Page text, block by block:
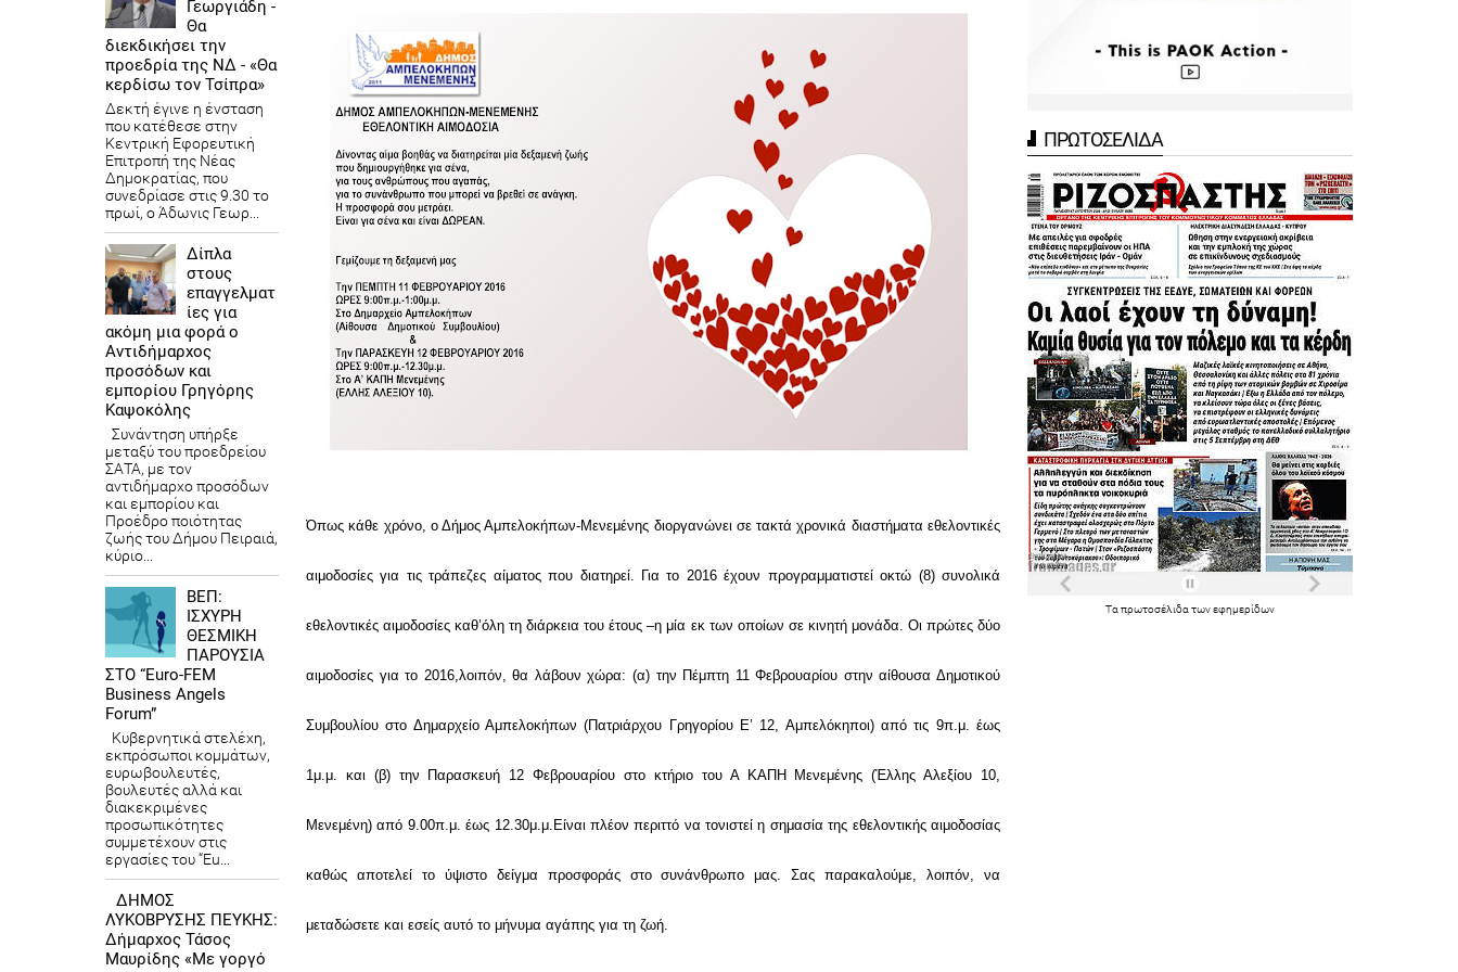
Όπως κάθε χρόνο, ο Δήμος Αμπελοκήπων-Μενεμένης διοργανώνει σε τακτά χρονικά διαστήματα εθελοντικές
αιμοδοσίες για τις τράπεζες αίματος που διατηρεί. Για το 2016 έχουν προγραμματιστεί οκτώ (8) συνολικά
εθελοντικές αιμοδοσίες καθ’όλη τη διάρκεια του έτους –η μία εκ των οποίων σε κινητή μονάδα. Οι πρώτες δύο
αιμοδοσίες για το 2016,λοιπόν, θα λάβουν χώρα: (α) την Πέμπτη 11 Φεβρουαρίου στην αίθουσα Δημοτικού
Συμβουλίου στο Δημαρχείο Αμπελοκήπων (Πατριάρχου Γρηγορίου Ε’ 12, Αμπελόκηποι) από τις 9π.μ. έως
1μ.μ. και (β) την Παρασκευή 12 Φεβρουαρίου στο κτήριο του Α ΚΑΠΗ Μενεμένης (Έλλης Αλεξίου 10,
Μενεμένη) από 9.00π.μ. έως 12.30μ.μ.Είναι πλέον περιττό να τονιστεί η σημασία της εθελοντικής αιμοδοσίας
καθώς αποτελεί το ύψιστο δείγμα προσφοράς στο συνάνθρωπο μας. Σας παρακαλούμε, λοιπόν, να
μεταδώσετε και εσείς αυτό το μήνυμα αγάπης για τη ζωή.
ΠΡΩΤΟΣΕΛΙΔΑ
Τα πρωτοσέλιδα τωνεφημερίδων
Γεωργιάδη -
Θα
διεκδικήσει την
προεδρία της ΝΔ - «Θα
κερδίσω τον Τσίπρα»
Δεκτή έγινε η ένσταση
που κατέθεσε στην
Κεντρική Εφορευτική
Επιτροπή της Νέας
Δημοκρατίας, που
συνεδρίασε στις 9.30 το
πρωί, ο Άδωνις Γεωρ...
Δίπλα
στους
επαγγελματ
ίες για
ακόμη μια φορά ο
Αντιδήμαρχος
προσόδων και
εμπορίου Γρηγόρης
Καψοκόλης
Συνάντηση υπήρξε
μεταξύ του προεδρείου
ΣΑΤΑ, με τον
αντιδήμαρχο προσόδων
και εμπορίου και
Προέδρο ποιότητας
ζωής του Δήμου Πειραιά,
κύριο...
ΒΕΠ:
ΙΣΧΥΡΗ
ΘΕΣΜΙΚΗ
ΠΑΡΟΥΣΙΑ
ΣΤΟ “Euro-FEM
Business Angels
Forum”
Κυβερνητικά στελέχη,
εκπρόσωποι κομμάτων,
ευρωβουλευτές,
βουλευτές αλλά και
διακεκριμένες
προσωπικότητες
συμμετέχουν στις
εργασίες του “Eu...
ΔΗΜΟΣ
ΛΥΚΟΒΡΥΣΗΣ ΠΕΥΚΗΣ:
Δήμαρχος Τάσος
Μαυρίδης «Με γοργό